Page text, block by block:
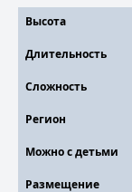
Высота
Длительность
Сложность
Регион
Можно с детьми
Размещение